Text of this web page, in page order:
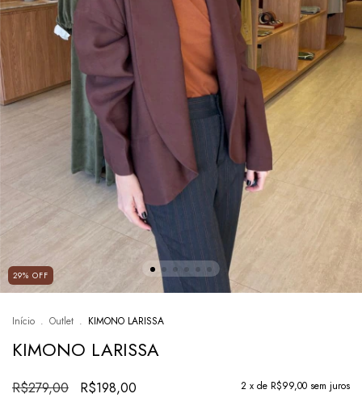
29% OFF
Início . Outlet . KIMONO LARISSA
KIMONO LARISSA
R$279,00 R$198,00 2 x de R$99,00 sem juros